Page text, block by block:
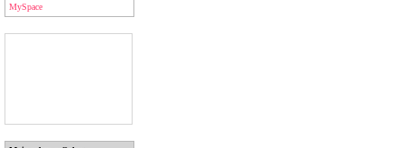
MySpace